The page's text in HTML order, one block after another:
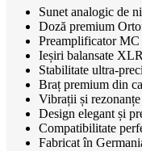
Sunet analogic de
Doză premium
Preamplificator
Ieșiri balansate
Stabilitate ultra-
Braț premium din
Vibrații și rezonanțe
Design elegant și
Compatibilitate
Fabricat în